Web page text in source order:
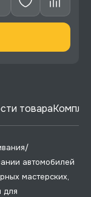
товара
автомобилей
мастерских,
для